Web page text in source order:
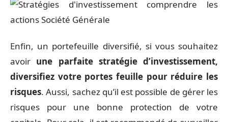
Enfin, un portefeuille diversifié, si vous souhaitez
avoir une parfaite stratégie d’investissement,
diversifiez votre portes feuille pour réduire les
risques. Aussi, sachez qu’il est possible de gérer les
risques pour une bonne protection de votre